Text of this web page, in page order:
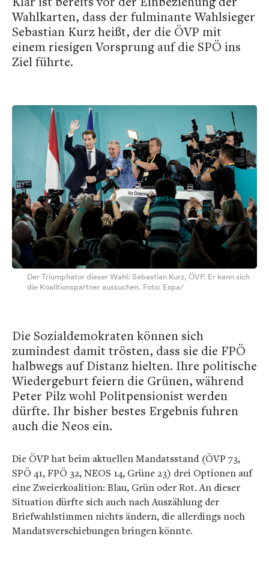
Wahlkarten, dass der fulminante Wahlsieger
Sebastian Kurz heißt, der die ÖVP mit
einem riesigen Vorsprung auf die SPÖ ins
Ziel führte.
Der Triumphator dieser Wahl: Sebastian Kurz, ÖVP. Er kann sich
die Koalitionspartner aussuchen. Foto: Expa/
Die Sozialdemokraten können sich
zumindest damit trösten, dass sie die FPÖ
halbwegs auf Distanz hielten. Ihre politische
Wiedergeburt feiern die Grünen, während
Peter Pilz wohl Politpensionist werden
dürfte. Ihr bisher bestes Ergebnis fuhren
auch die Neos ein.
Die ÖVP hat beim aktuellen Mandatsstand (ÖVP 73,
SPÖ 41, FPÖ 32, NEOS 14, Grüne 23) drei Optionen auf
eine Zweierkoalition: Blau, Grün oder Rot. An dieser
Situation dürfte sich auch nach Auszählung der
Briefwahlstimmen nichts ändern, die allerdings noch
Mandatsverschiebungen bringen könnte.